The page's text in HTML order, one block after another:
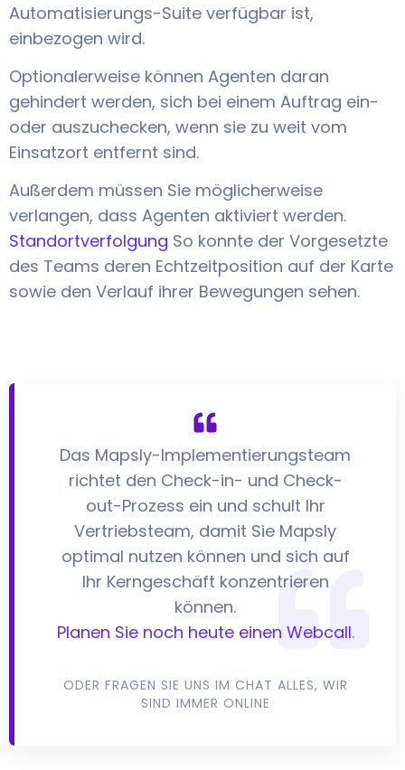
Automatisierungs-Suite verfügbar ist,
einbezogen wird.
Optionalerweise können Agenten daran
gehindert werden, sich bei einem Auftrag ein-
oder auszuchecken, wenn sie zu weit vom
Einsatzort entfernt sind.
Außerdem müssen Sie möglicherweise
verlangen, dass Agenten aktiviert werden.
Standortverfolgung So konnte der Vorgesetzte
des Teams deren Echtzeitposition auf der Karte
sowie den Verlauf ihrer Bewegungen sehen.
Das Mapsly-Implementierungsteam
richtet den Check-in- und Check-
out-Prozess ein und schult Ihr
Vertriebsteam, damit Sie Mapsly
optimal nutzen können und sich auf
Ihr Kerngeschäft konzentrieren
können.
Planen Sie noch heute einen Webcall.
ODER FRAGEN SIE UNS IM CHAT ALLES, WIR
SIND IMMER ONLINE